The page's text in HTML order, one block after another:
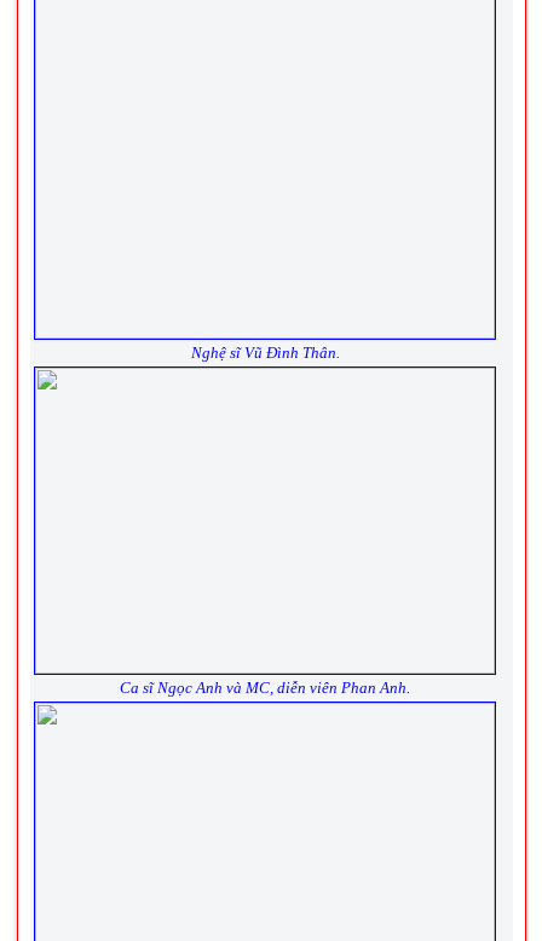
Nghệ sĩ Vũ Đình Thân.
Ca sĩ Ngọc Anh và MC, diễn viên Phan Anh.